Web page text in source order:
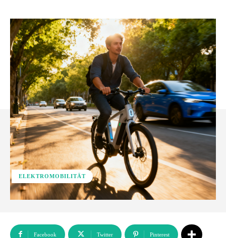
ELEKTROMOBILITÄT
Facebook Twitter Pinterest